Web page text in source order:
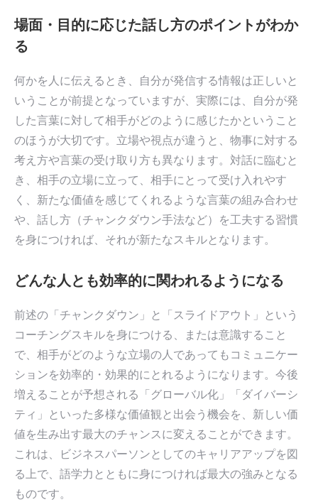
場面・目的に応じた話し方のポイントがわか
る
何かを人に伝えるとき、自分が発信する情報は正しいと
いうことが前提となっていますが、実際には、自分が発
した言葉に対して相手がどのように感じたかということ
のほうが大切です。立場や視点が違うと、物事に対する
考え方や言葉の受け取り方も異なります。対話に臨むと
き、相手の立場に立って、相手にとって受け入れやす
く、新たな価値を感じてくれるような言葉の組み合わせ
や、話し方（チャンクダウン手法など）を工夫する習慣
を身につければ、それが新たなスキルとなります。
どんな人とも効率的に関われるようになる
前述の「チャンクダウン」と「スライドアウト」という
コーチングスキルを身につける、または意識すること
で、相手がどのような立場の人であってもコミュニケー
ションを効率的・効果的にとれるようになります。今後
増えることが予想される「グローバル化」「ダイバーシ
ティ」といった多様な価値観と出会う機会を、新しい価
値を生み出す最大のチャンスに変えることができます。
これは、ビジネスパーソンとしてのキャリアアップを図
る上で、語学力とともに身につければ最大の強みとなる
ものです。